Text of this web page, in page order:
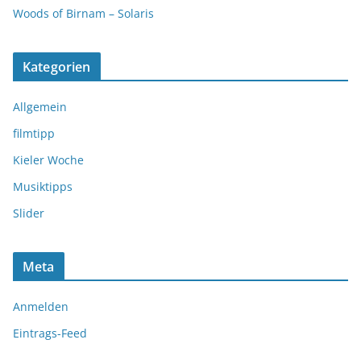
Woods of Birnam – Solaris
Kategorien
Allgemein
filmtipp
Kieler Woche
Musiktipps
Slider
Meta
Anmelden
Eintrags-Feed